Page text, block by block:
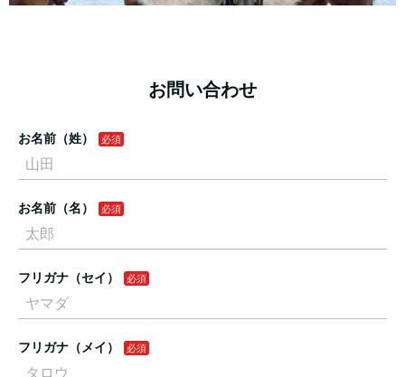
お問い合わせ
お名前（姓）
お名前（名）
フリガナ（セイ）
フリガナ（メイ）